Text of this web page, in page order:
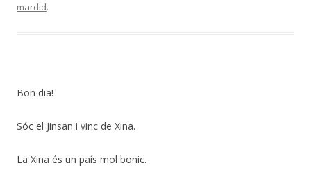
mardid.
Bon dia!
Sóc el Jinsan i vinc de Xina.
La Xina és un país mol bonic.